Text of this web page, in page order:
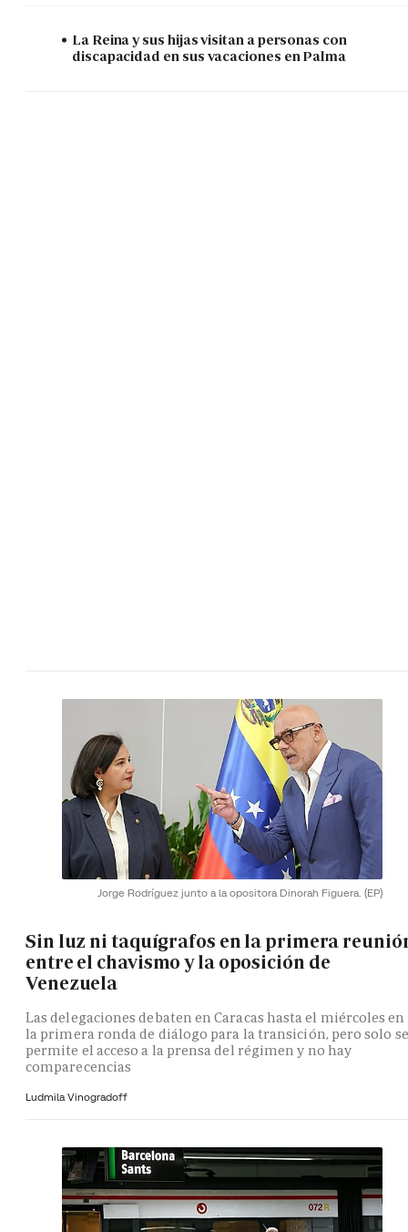
La Reina y sus hijas visitan a personas con
discapacidad en sus vacaciones en Palma
Jorge Rodríguez junto a la opositora Dinorah Figuera. (EP)
Sin luz ni taquígrafos en la primera
entre el chavismo y la oposición de
Venezuela
Las delegaciones debaten en Caracas hasta el miércoles en
la primera ronda de diálogo para la transición, pero solo se
permite el acceso a la prensa del régimen y no hay
comparecencias
Ludmila Vinogradoff